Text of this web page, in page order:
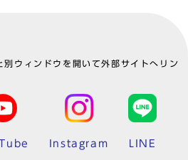
ウィンドウを開いて外部サイトへリン
Instagram LINE